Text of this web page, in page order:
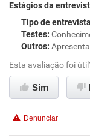
Estágios da
Tipo de entrevista
Testes:
Outros:
Esta avaliação foi
Sim
Denunciar